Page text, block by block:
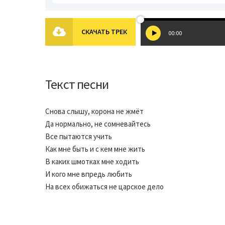
СКАЧАТЬ ТРЕК 00:00
Текст песни
Снова слышу, корона не жмёт
Да нормально, не сомневайтесь
Все пытаются учить
Как мне быть и с кем мне жить
В каких шмотках мне ходить
И кого мне впредь любить
На всех обижаться не царское дело